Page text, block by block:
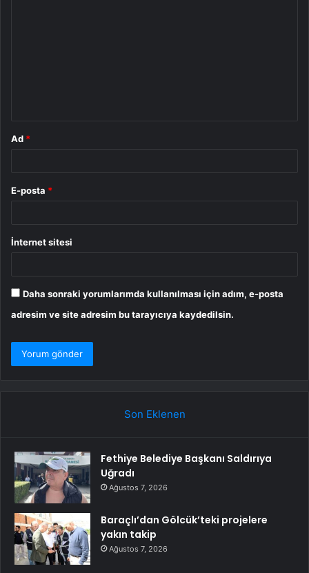
Ad *
E-posta *
İnternet sitesi
Daha sonraki yorumlarımda kullanılması için adım, e-posta
adresim ve site adresim bu tarayıcıya kaydedilsin.
Son Eklenen
Fethiye Belediye Başkanı Saldırıya
Uğradı
Ağustos 7, 2026
Baraçlı’dan Gölcük’teki projelere
yakın takip
Ağustos 7, 2026